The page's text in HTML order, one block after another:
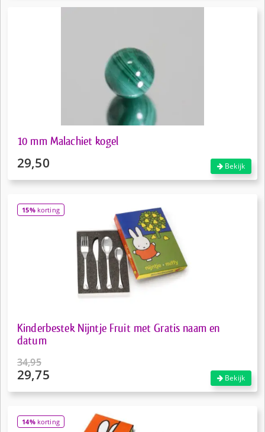
10 mm Malachiet kogel
29,50 Bekijk
15%korting
Kinderbestek Nijntje Fruit met Gratis naam en
datum
34,95
Oorspronkelijke
29,75
is:
€29,75.
Bekijk
14%korting